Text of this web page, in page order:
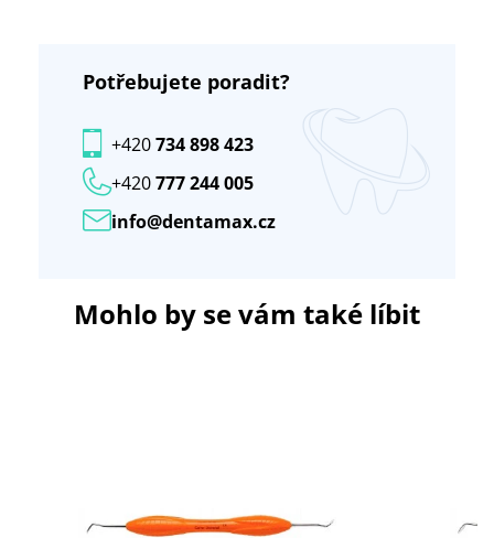
Potřebujete poradit?
info@dentamax.cz
+420777 244 005
+420734 898 423
Mohlo by se vám také líbit